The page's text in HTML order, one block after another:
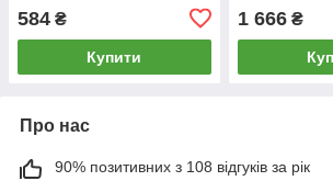
584 ₴
Купити
1 666₴
Про нас
90% позитивних з 108 відгуків за рік